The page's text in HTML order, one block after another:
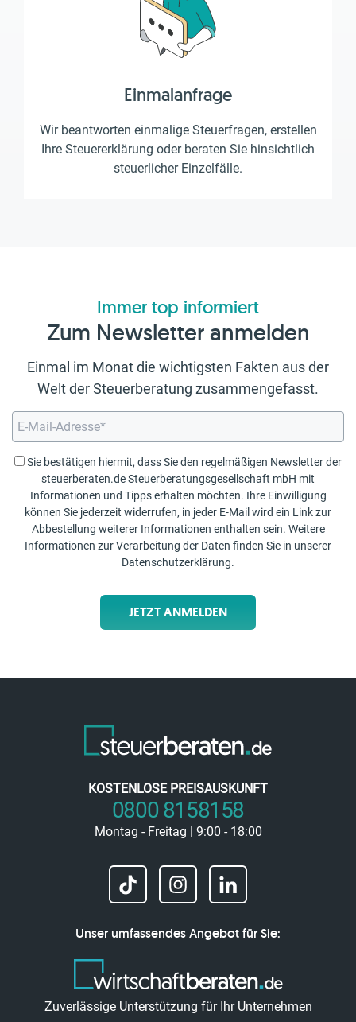
Einmalanfrage
Wir beantworten einmalige Steuerfragen, erstellen
Ihre Steuererklärung oder beraten Sie hinsichtlich
steuerlicher Einzelfälle.
Immer top informiert
Zum Newsletter anmelden
Einmal im Monat die wichtigsten Fakten aus der
Welt der Steuerberatung zusammengefasst.
Sie bestätigen hiermit, dass Sie den regelmäßigen Newsletter der
steuerberaten.de Steuerberatungsgesellschaft mbH mit
Informationen und Tipps erhalten möchten. Ihre Einwilligung
können Sie jederzeit widerrufen, in jeder E-Mail wird ein Link zur
Abbestellung weiterer Informationen enthalten sein. Weitere
Informationen zur Verarbeitung der Daten finden Sie in unserer
Datenschutzerklärung.
JETZT ANMELDEN
KOSTENLOSE PREISAUSKUNFT
0800 8158158
Montag - Freitag | 9:00 - 18:00
Unser umfassendes Angebot für Sie:
Zuverlässige Unterstützung für Ihr Unternehmen